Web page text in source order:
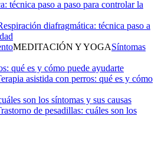
diafragmática: técnica paso a
MEDITACIÓN Y YOGASíntomas
asistida con perros: qué es y cómo
de pesadillas: cuáles son los